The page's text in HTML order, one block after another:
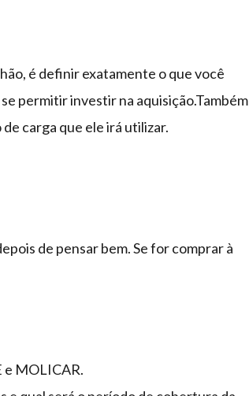
é definir exatamente o que você
permitir investir na aquisição.Também
carga que ele irá utilizar.
de pensar bem. Se for comprar à
e MOLICAR.